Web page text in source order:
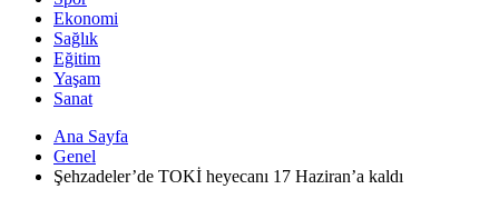
Ekonomi
Sağlık
Eğitim
Yaşam
Sanat
Ana Sayfa
Genel
Şehzadeler’de TOKİ heyecanı 17 Haziran’a kaldı